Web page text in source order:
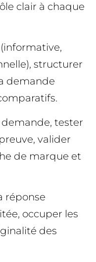
clair à chaque
(informative,
structurer
demande
demande, tester
valider
de marque et
réponse
occuper les
des